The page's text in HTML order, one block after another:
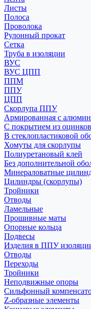
Листы
Полоса
Проволока
Рулонный прокат
Сетка
Труба в изоляции
ВУС
ВУС ЦПП
ППМ
ППУ
ЦПП
Скорлупа ППУ
Армированная с
С покрытием из
В стеклопластиковой
Хомуты для скорлупы
Полиуретановый клей
Без дополнительной
Минераловатные
Цилиндры (скорлупы)
Тройники
Отводы
Ламельные
Прошивные маты
Опорные кольца
Подвесы
Изделия в ППУ
Отводы
Переходы
Тройники
Неподвижные опоры
Cильфонный
Z-образные элементы